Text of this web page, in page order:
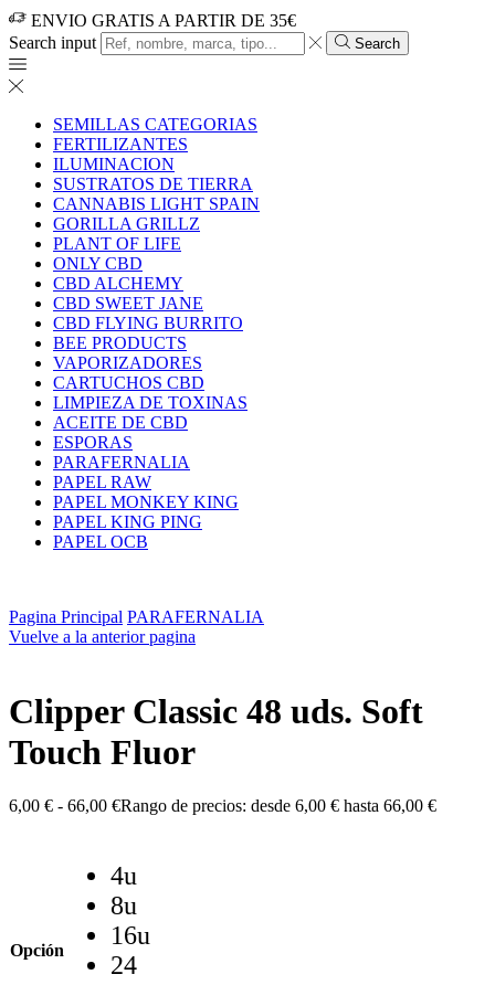
ENVIO GRATIS A PARTIR DE 35€
Search input
Search
SEMILLAS CATEGORIAS
FERTILIZANTES
ILUMINACION
SUSTRATOS DE TIERRA
CANNABIS LIGHT SPAIN
GORILLA GRILLZ
PLANT OF LIFE
ONLY CBD
CBD ALCHEMY
CBD SWEET JANE
CBD FLYING BURRITO
BEE PRODUCTS
VAPORIZADORES
CARTUCHOS CBD
LIMPIEZA DE TOXINAS
ACEITE DE CBD
ESPORAS
PARAFERNALIA
PAPEL RAW
PAPEL MONKEY KING
PAPEL KING PING
PAPEL OCB
Pagina Principal PARAFERNALIA
Vuelve a la anterior pagina
Clipper Classic 48 uds. Soft
Touch Fluor
6,00 € - 66,00 €Rango de precios: desde 6,00 € hasta 66,00 €
Opción
4u
8u
16u
24